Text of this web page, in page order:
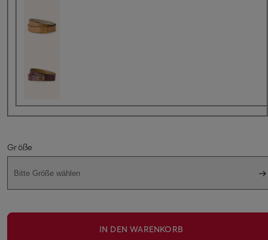
Größe
Bitte Größe wählen
IN DEN WARENKORB